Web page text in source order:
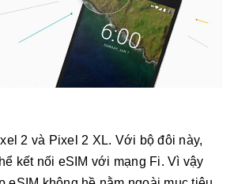
2 và Pixel 2 XL. Với bộ đôi này,
kết nối eSIM với mạng Fi. Vì vậy